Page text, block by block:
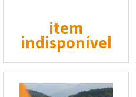
item
indisponível